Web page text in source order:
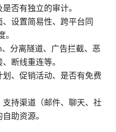
否有独立的审计。
设置简易性、跨平台同
分离隧道、广告拦截、恶
断线重连等。
、促销活动、是否有免费
持渠道（邮件、聊天、社
助资源。